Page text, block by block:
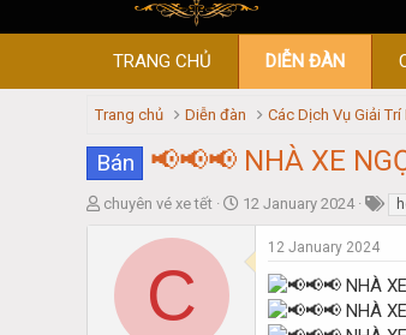
TRANG CHỦ DIỄN ĐÀN
Trang chủ Diễn đàn Các Dịch Vụ Giải Trí
Bán 📢📢📢 NHÀ XE
T
chuyên vé xe tết
S
r
12 January 2024
C
12 January 2024